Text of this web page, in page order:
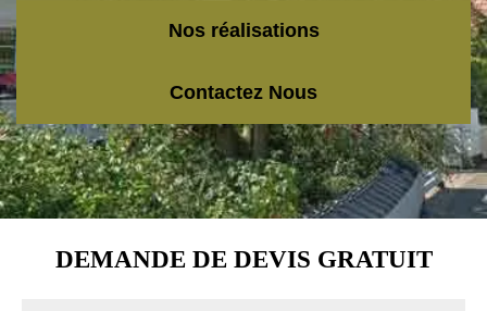
Nos réalisations
Contactez Nous
DEMANDE DE DEVIS GRATUIT